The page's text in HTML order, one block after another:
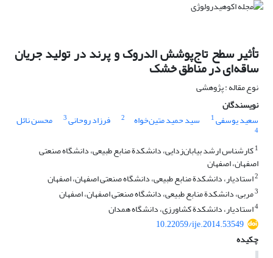
تأثیر سطح تاج‌پوشش الدروک و پرند در تولید جریان
ساقه‌ای در مناطق خشک
نوع مقاله : پژوهشی
نویسندگان
سعید یوسفی1 سید حمید متین‌خواه 2 فرزاد روحانی3 محسن نائل
4
1کارشناس ارشد بیابان‌زدایی، دانشکدة منابع طبیعی، دانشگاه صنعتی
اصفهان، اصفهان
2استادیار، دانشکدة منابع طبیعی، دانشگاه صنعتی اصفهان، اصفهان
3مربی، دانشکدة منابع طبیعی، دانشگاه صنعتی اصفهان، اصفهان
4استادیار، دانشکدة کشاورزی، دانشگاه همدان
10.22059/ije.2014.53549
چکیده